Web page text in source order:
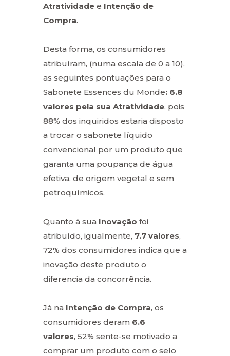
Atratividade e Intenção de
Compra.
Desta forma, os consumidores
atribuíram, (numa escala de 0 a 10),
as seguintes pontuações para o
Sabonete Essences du Monde: 6.8
valores pela sua Atratividade, pois
88% dos inquiridos estaria disposto
a trocar o sabonete líquido
convencional por um produto que
garanta uma poupança de água
efetiva, de origem vegetal e sem
petroquímicos.
Quanto à sua Inovação foi
atribuído, igualmente, 7.7 valores,
72% dos consumidores indica que a
inovação deste produto o
diferencia da concorrência.
Já na Intenção de Compra, os
consumidores deram 6.6
valores, 52% sente-se motivado a
comprar um produto com o selo